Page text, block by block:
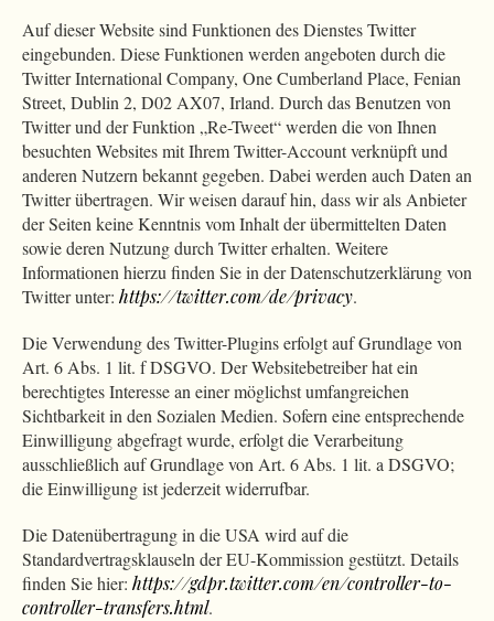
Auf dieser Website sind Funktionen des Dienstes Twitter
eingebunden. Diese Funktionen werden angeboten durch die
Twitter International Company, One Cumberland Place, Fenian
Street, Dublin 2, D02 AX07, Irland. Durch das Benutzen von
Twitter und der Funktion „Re-Tweet“ werden die von Ihnen
besuchten Websites mit Ihrem Twitter-Account verknüpft und
anderen Nutzern bekannt gegeben. Dabei werden auch Daten an
Twitter übertragen. Wir weisen darauf hin, dass wir als Anbieter
der Seiten keine Kenntnis vom Inhalt der übermittelten Daten
sowie deren Nutzung durch Twitter erhalten. Weitere
Informationen hierzu finden Sie in der Datenschutzerklärung von
Twitter unter: https://twitter.com/de/privacy.
Die Verwendung des Twitter-Plugins erfolgt auf Grundlage von
Art. 6 Abs. 1 lit. f DSGVO. Der Websitebetreiber hat ein
berechtigtes Interesse an einer möglichst umfangreichen
Sichtbarkeit in den Sozialen Medien. Sofern eine entsprechende
Einwilligung abgefragt wurde, erfolgt die Verarbeitung
ausschließlich auf Grundlage von Art. 6 Abs. 1 lit. a DSGVO;
die Einwilligung ist jederzeit widerrufbar.
Die Datenübertragung in die USA wird auf die
Standardvertragsklauseln der EU-Kommission gestützt. Details
finden Sie hier: https://gdpr.twitter.com/en/controller-to-
controller-transfers.html.